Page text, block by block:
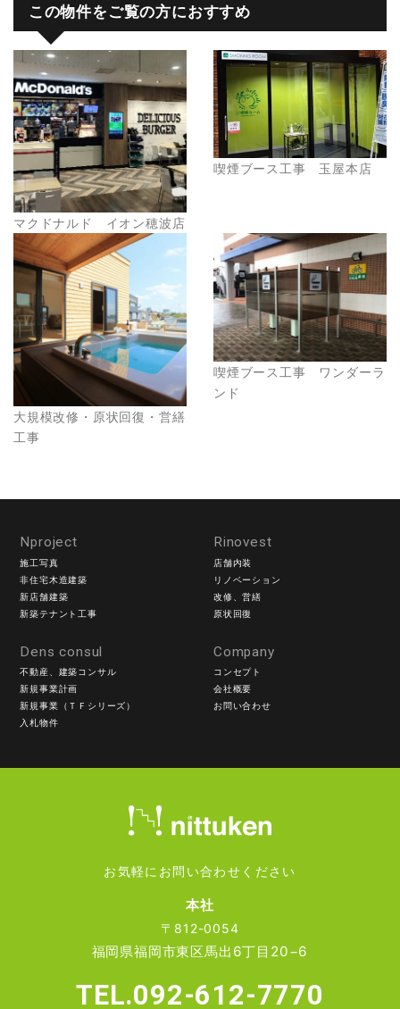
この物件をご覧の方におすすめ
マクドナルド イオン穂波店
喫煙ブース工事 玉屋本店
大規模改修・原状回復・営繕
工事
喫煙ブース工事 ワンダーラ
ンド
Nproject
施工写真
非住宅木造建築
新店舗建築
新築テナント工事
Rinovest
店舗内装
リノベーション
改修、営繕
原状回復
Dens consul
不動産、建築コンサル
新規事業計画
新規事業（ＴＦシリーズ）
入札物件
Company
コンセプト
会社概要
お問い合わせ
お気軽にお問い合わせください
本社
〒812-0054
福岡県福岡市東区馬出6丁目20−6
TEL.092-612-7770